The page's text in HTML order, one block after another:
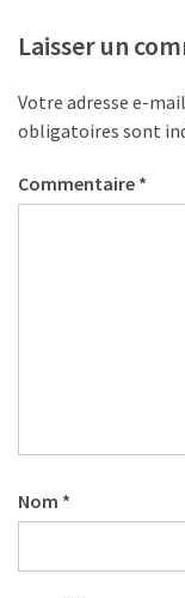
Laisser un
Votre adresse e-
obligatoires sont
Commentaire *
Nom *